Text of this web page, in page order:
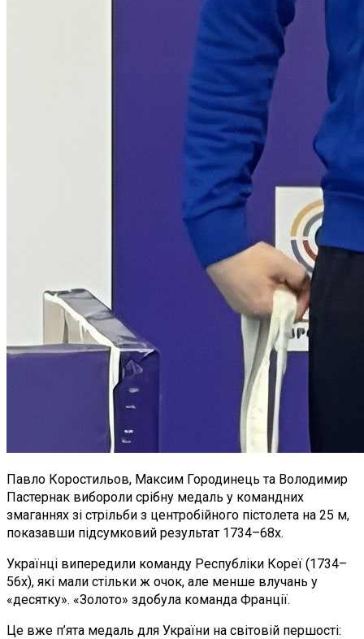
Павло Коростильов, Максим Городинець та Володимир
Пастернак вибороли срібну медаль у командних
змаганнях зі стрільби з центробійного пістолета на 25 м,
показавши підсумковий результат 1734–68x.
Українці випередили команду Республіки Кореї (1734–
56x), які мали стільки ж очок, але менше влучань у
«десятку». «Золото» здобула команда Франції.
Це вже п’ята медаль для України на світовій першості: